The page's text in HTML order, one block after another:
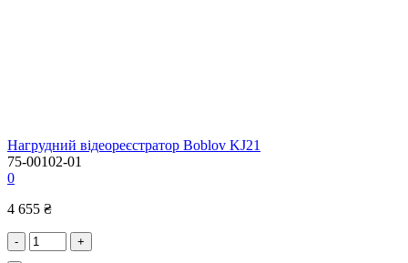
Нагрудний відеореєстратор Boblov KJ21
75-00102-01
0
4 655 ₴
- +